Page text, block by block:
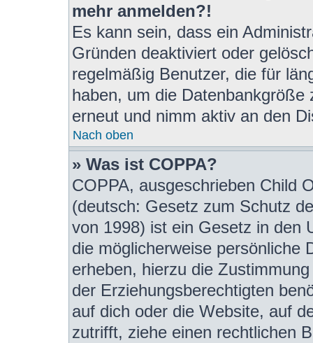
mehr anmelden?!
Es kann sein, dass ein
Gründen deaktiviert oder
regelmäßig Benutzer, die für
haben, um die
erneut und nimm aktiv an den
Nach oben
» Was ist COPPA?
COPPA, ausgeschrieben Child
(deutsch: Gesetz zum Schutz
von 1998) ist ein Gesetz in den
die möglicherweise persönliche
erheben, hierzu die
der Erziehungsberechtigten
auf dich oder die Website, auf
zutrifft, ziehe einen rechtlichen